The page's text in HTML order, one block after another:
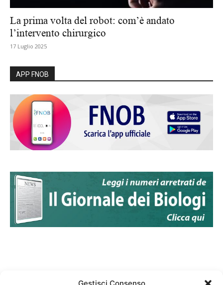
La prima volta del robot: com’è andato
l’intervento chirurgico
17 Luglio 2025
APP FNOB